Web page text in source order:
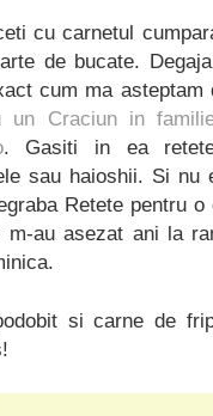
cu carnetul
de bucate.
cum ma
un Craciun in
. Gasiti in ea
sau haioshii. Si nu
Retete pentru
au asezat ani la
si carne de